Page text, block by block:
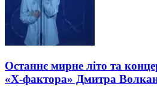
Останнє мирне літо та
«Х-фактора» Дмитра